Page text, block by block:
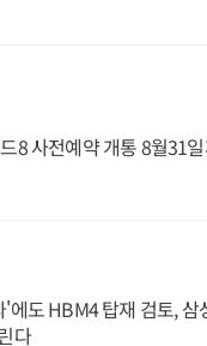
8 사전예약 개통 8월31
에도 HBM4 탑재 검토, 삼
다